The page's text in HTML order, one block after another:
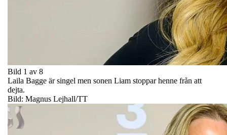
Bild 1 av 8
Laila Bagge är singel men sonen Liam stoppar henne från att
dejta.
Bild: Magnus Lejhall/TT